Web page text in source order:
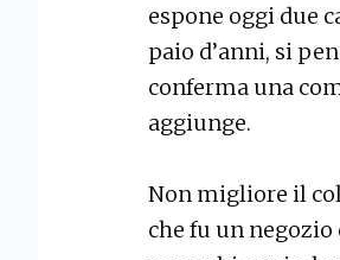
espone oggi due
paio d’anni, si
conferma una
aggiunge.
Non migliore il
che fu un